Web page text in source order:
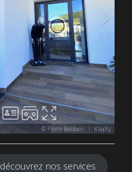
découvrez nos services